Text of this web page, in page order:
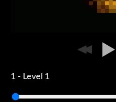
1 - Level 1